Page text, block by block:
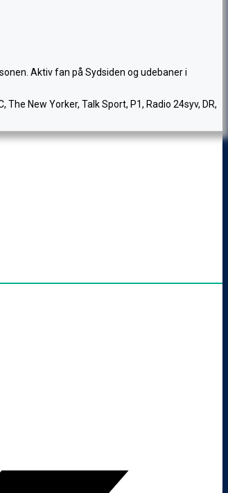
Aktiv fan på Sydsiden og udebaner i
New Yorker, Talk Sport, P1, Radio 24syv, DR,